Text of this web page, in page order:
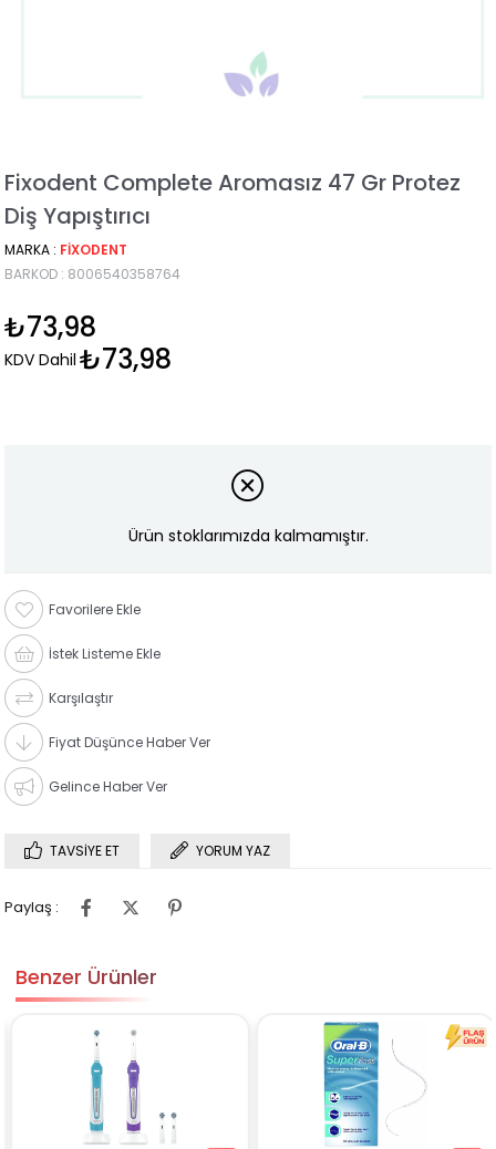
Fixodent Complete Aromasız 47 Gr Protez
Diş Yapıştırıcı
MARKA : FIXODENT
BARKOD : 8006540358764
₺73,98
KDV Dahil ₺73,98
Ürün stoklarımızda kalmamıştır.
Favorilere Ekle
İstek Listeme Ekle
Karşılaştır
Fiyat Düşünce Haber Ver
Gelince Haber Ver
TAVSIYE ET YORUM YAZ
Paylaş :
Benzer Ürünler